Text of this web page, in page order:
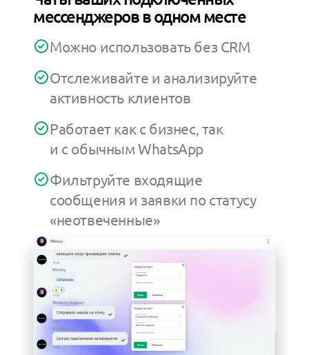
мессенджеров в одном месте
Можно использовать без CRM
Отслеживайте и анализируйте
активность клиентов
Работает как с бизнес, так
и с обычным WhatsApp
Фильтруйте входящие
сообщения и заявки по статусу
«неотвеченные»